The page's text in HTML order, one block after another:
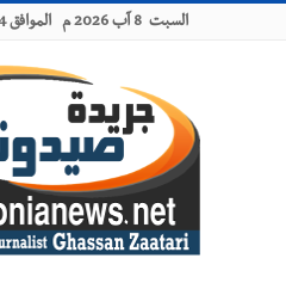
السبت 8 آب 2026 م الموافق 24 صفر 1448 هـ